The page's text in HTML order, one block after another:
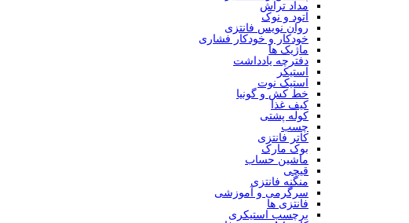
مداد تراش
اتود و نوک
روان نویس فانتزی
خودکار و خودکار فشاری
ماژیک ها
دفترچه یادداشت
استیکر
استیک نوت
خط کش و گونیا
کیف غذا
کوله پشتی
چسب
کاتر فانتزی
بوک مارک
ماشین حساب
قیچی
منگنه فانتزی
سرگرمی و آموزشی
فانتزی ها
برچسب استیکری